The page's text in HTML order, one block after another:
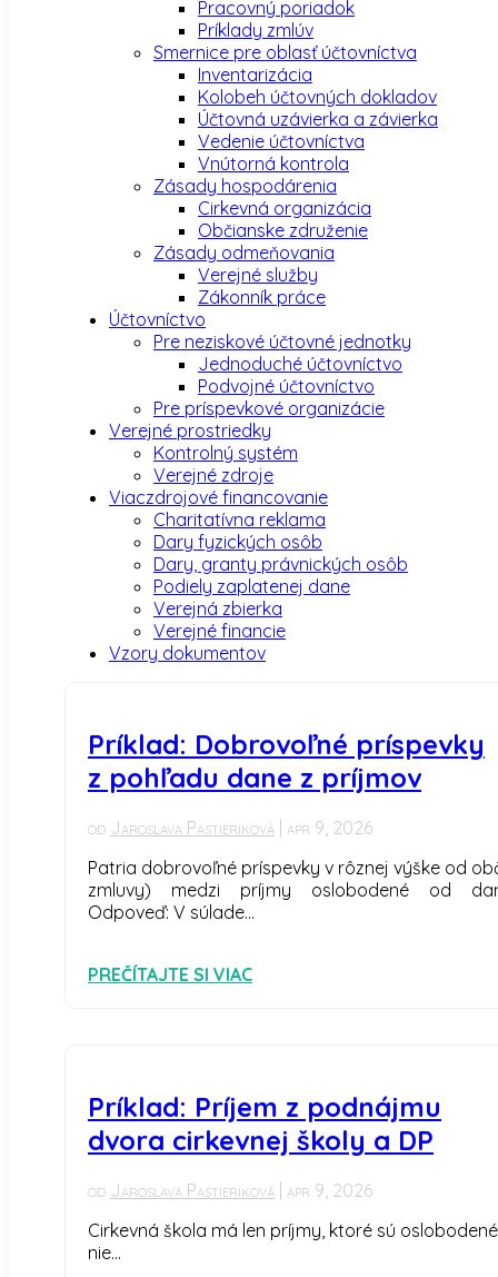
Pracovný poriadok
Príklady zmlúv
Smernice pre oblasť účtovníctva
Inventarizácia
Kolobeh účtovných dokladov
Účtovná uzávierka a závierka
Vedenie účtovníctva
Vnútorná kontrola
Zásady hospodárenia
Cirkevná organizácia
Občianske združenie
Zásady odmeňovania
Verejné služby
Zákonník práce
Účtovníctvo
Pre neziskové účtovné jednotky
Jednoduché účtovníctvo
Podvojné účtovníctvo
Pre príspevkové organizácie
Verejné prostriedky
Kontrolný systém
Verejné zdroje
Viaczdrojové financovanie
Charitatívna reklama
Dary fyzických osôb
Dary, granty právnických osôb
Podiely zaplatenej dane
Verejná zbierka
Verejné financie
Vzory dokumentov
Príklad: Dobrovoľné príspevky
z pohľadu dane z príjmov
od Jaroslava Pastieriková | apr 9, 2026
Patria dobrovoľné príspevky v rôznej výške od
zmluvy) medzi príjmy oslobodené od
Odpoveď: V súlade...
PREČÍTAJTE SI VIAC
Príklad: Príjem z podnájmu
dvora cirkevnej školy a DP
od Jaroslava Pastieriková | apr 9, 2026
Cirkevná škola má len príjmy, ktoré sú
nie...